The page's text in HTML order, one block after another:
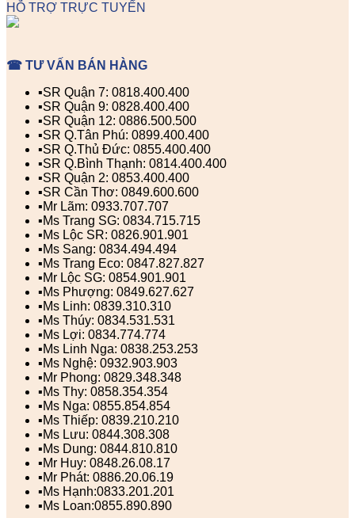
HỖ TRỢ TRỰC TUYẾN
☎ TƯ VẤN BÁN HÀNG
▪️SR Quận 7: 0818.400.400
▪️SR Quận 9: 0828.400.400
▪️SR Quận 12: 0886.500.500
▪️SR Q.Tân Phú: 0899.400.400
▪️SR Q.Thủ Đức: 0855.400.400
▪️SR Q.Bình Thạnh: 0814.400.400
▪️SR Quận 2: 0853.400.400
▪️SR Cần Thơ: 0849.600.600
▪️Mr Lãm: 0933.707.707
▪️Ms Trang SG: 0834.715.715
▪️Ms Lộc SR: 0826.901.901
▪️Ms Sang: 0834.494.494
▪️Ms Trang Eco: 0847.827.827
▪️Mr Lộc SG: 0854.901.901
▪️Ms Phượng: 0849.627.627
▪️Ms Linh: 0839.310.310
▪️Ms Thúy: 0834.531.531
▪️Ms Lợi: 0834.774.774
▪️Ms Linh Nga: 0838.253.253
▪️Ms Nghệ: 0932.903.903
▪️Mr Phong: 0829.348.348
▪️Ms Thy: 0858.354.354
▪️Ms Nga: 0855.854.854
▪️Ms Thiếp: 0839.210.210
▪️Ms Lưu: 0844.308.308
▪️Ms Dung: 0844.810.810
▪️Mr Huy: 0848.26.08.17
▪️Mr Phát: 0886.20.06.19
▪️Ms Hạnh:0833.201.201
▪️Ms Loan:0855.890.890